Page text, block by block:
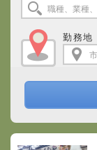
勤務地